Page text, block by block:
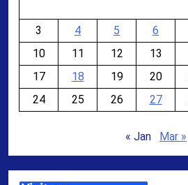
3
4 5 6
10
11 12 13
17
18 19 20
24
25 26 27
« Jan Mar »